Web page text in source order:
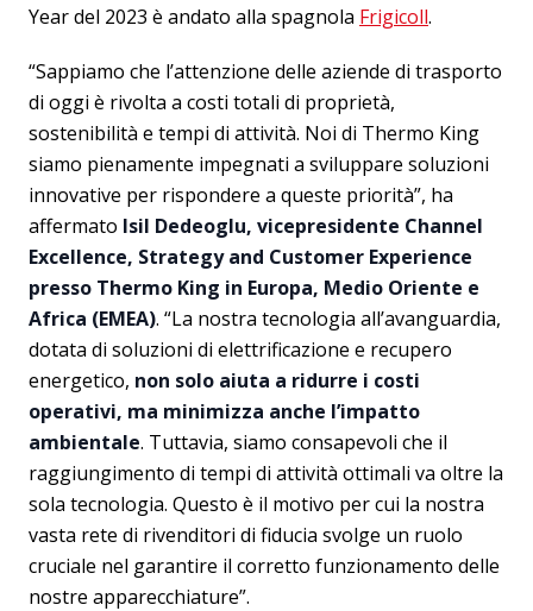
Year del 2023 è andato alla spagnola Frigicoll.
“Sappiamo che l’attenzione delle aziende di trasporto
di oggi è rivolta a costi totali di proprietà,
sostenibilità e tempi di attività. Noi di Thermo King
siamo pienamente impegnati a sviluppare soluzioni
innovative per rispondere a queste priorità”, ha
affermato Isil Dedeoglu, vicepresidente Channel
Excellence, Strategy and Customer Experience
presso Thermo King in Europa, Medio Oriente e
Africa (EMEA). “La nostra tecnologia all’avanguardia,
dotata di soluzioni di elettrificazione e recupero
energetico, non solo aiuta a ridurre i costi
operativi, ma minimizza anche l’impatto
ambientale. Tuttavia, siamo consapevoli che il
raggiungimento di tempi di attività ottimali va oltre la
sola tecnologia. Questo è il motivo per cui la nostra
vasta rete di rivenditori di fiducia svolge un ruolo
cruciale nel garantire il corretto funzionamento delle
nostre apparecchiature”.